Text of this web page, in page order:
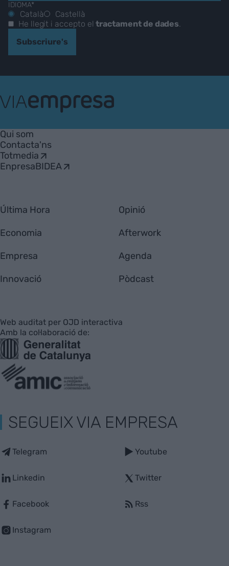
IDIOMA*
Català
Castellà
He llegit i accepto eltractament de dades.
Subscriure's
Empresa
Qui som
Contacta'ns
Totmedia
EnpresaBIDEA
Última Hora
Economia
Empresa
Innovació
Opinió
Afterwork
Agenda
Pòdcast
Web auditat per OJD interactiva
Amb la col·laboració de:
SEGUEIX VIA EMPRESA
Telegram
Linkedin
Facebook
Instagram
Youtube
Twitter
Rss